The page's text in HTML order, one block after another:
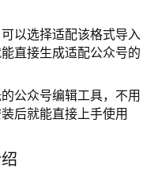
以选择适配该格式导入
直接生成适配公众号的
公众号编辑工具，不用
后就能直接上手使用